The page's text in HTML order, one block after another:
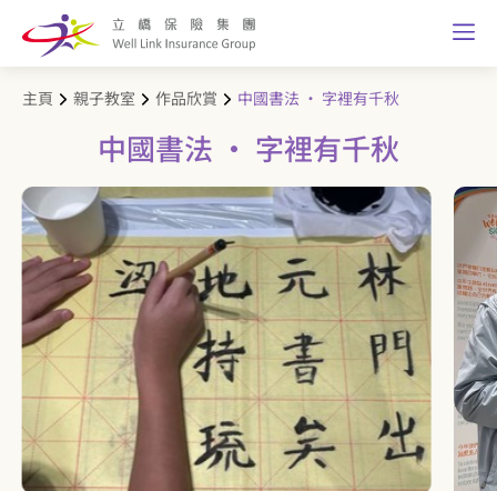
主頁 親子教室 作品欣賞 中國書法 · 字裡有千秋
中國書法 · 字裡有千秋